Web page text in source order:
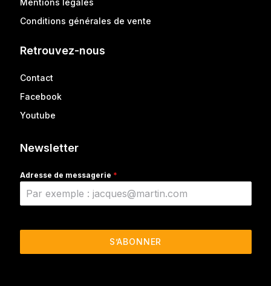
Mentions légales
Conditions générales de vente
Retrouvez-nous
Contact
Facebook
Youtube
Newsletter
Adresse de messagerie *
S’ABONNER